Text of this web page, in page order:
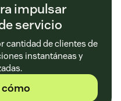
impulsar
servicio
cantidad de clientes de
instantáneas y